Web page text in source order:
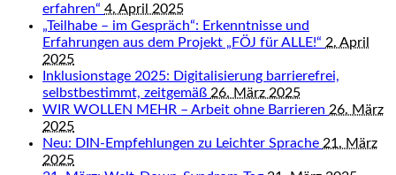
erfahren“ 4. April 2025
„Teilhabe – im Gespräch“: Erkenntnisse und
Erfahrungen aus dem Projekt „FÖJ für ALLE!“ 2. April
2025
Inklusionstage 2025: Digitalisierung barrierefrei,
selbstbestimmt, zeitgemäß 26. März 2025
WIR WOLLEN MEHR – Arbeit ohne Barrieren 26. März
2025
Neu: DIN-Empfehlungen zu Leichter Sprache 21. März
2025